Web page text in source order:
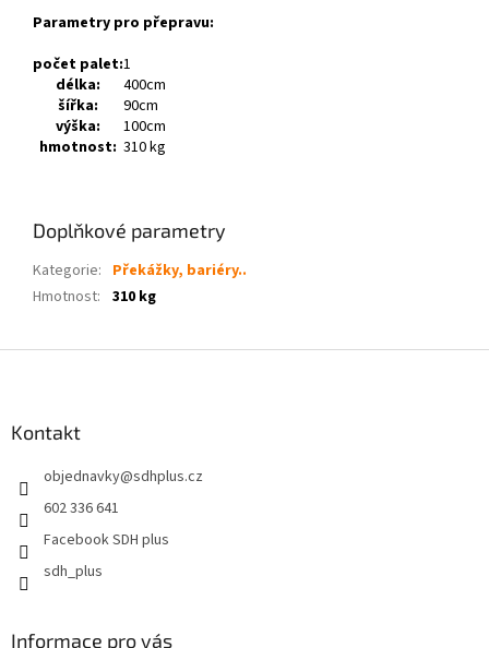
Parametry pro přepravu:
počet palet:1
délka:
400cm
šířka:
90cm
výška:
100cm
hmotnost: 310 kg
Doplňkové parametry
Kategorie: Překážky, bariéry..
Hmotnost: 310 kg
Kontakt
objednavky@sdhplus.cz
602 336 641
Facebook SDH plus
sdh_plus
Informace pro vás